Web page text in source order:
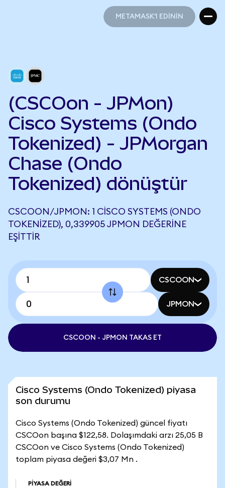
METAMASK'I EDİNİN
(CSCOon - JPMon)
Cisco Systems (Ondo
Tokenized) - JPMorgan
Chase (Ondo
Tokenized) dönüştür
CSCOON/JPMON: 1 CISCO SYSTEMS (ONDO
TOKENIZED), 0,339905 JPMON DEĞERINE
EŞITTIR
CSCOON
JPMON
CSCOON - JPMON TAKAS ET
Cisco Systems (Ondo Tokenized) piyasa
son durumu
Cisco Systems (Ondo Tokenized) güncel fiyatı
CSCOon başına $122,58. Dolaşımdaki arzı 25,05 B
CSCOon ve Cisco Systems (Ondo Tokenized)
toplam piyasa değeri $3,07 Mn .
PIYASA DEĞERI